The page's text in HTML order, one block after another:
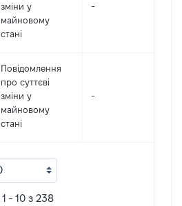
зміни y
майновому
стані
-
Повідомлення
про суттєві
зміни y
майновому
стані
-
1 - 10 з 238